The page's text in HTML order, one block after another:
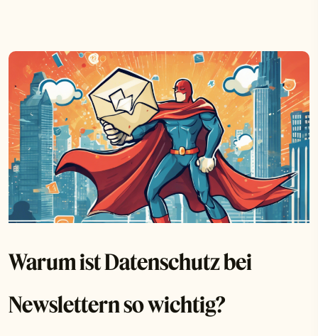
Warum ist Datenschutz bei
Newslettern so wichtig?